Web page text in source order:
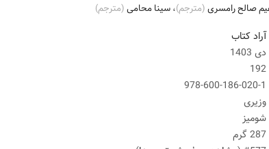
صالح رامسری(مترجم)،سینا محامی(مترجم)
آراد کتاب
دی 1403
192
978-600-186-020-1
وزیری
شومیز
287 گرم